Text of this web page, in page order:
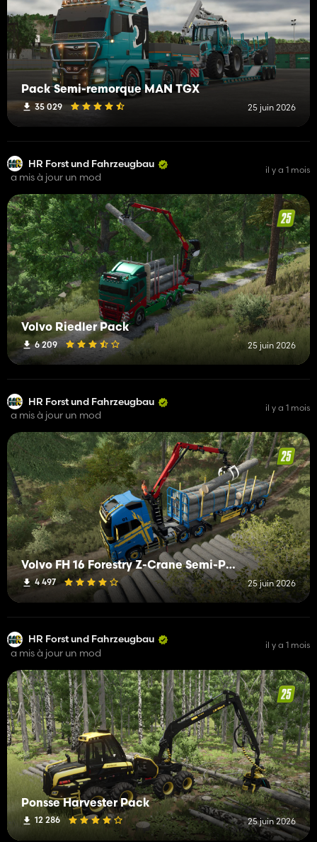
Pack Semi-remorque MAN TGX
35 029 25 juin 2026
HR Forst und Fahrzeugbau
a mis à jour un mod
il y a 1 mois
Volvo Riedler Pack
6 209 25 juin 2026
HR Forst und Fahrzeugbau
a mis à jour un mod
il y a 1 mois
Volvo FH 16 Forestry Z-Crane Semi-Pack
4 497 25 juin 2026
HR Forst und Fahrzeugbau
a mis à jour un mod
il y a 1 mois
Ponsse Harvester Pack
12 286 25 juin 2026